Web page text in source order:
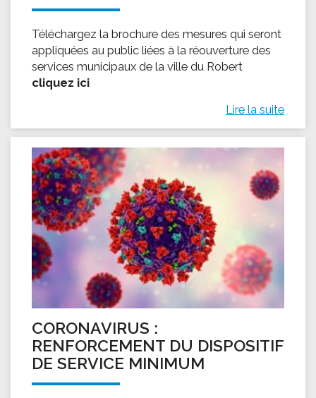
Téléchargez la brochure des mesures qui seront
appliquées au public liées à la réouverture des
services municipaux de la ville du Robert
cliquez ici
Lire la suite
CORONAVIRUS :
RENFORCEMENT DU DISPOSITIF
DE SERVICE MINIMUM